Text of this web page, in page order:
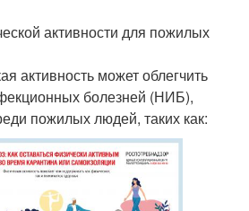
активности для пожилых
активность может облегчить
болезней (НИБ),
пожилых людей, таких как: